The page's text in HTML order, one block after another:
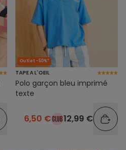
Outlet -50%*
TAPE A L'OEIL
Polo garçon bleu imprimé
texte
6,50 € 12,99 €